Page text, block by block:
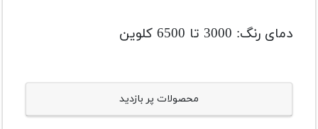
دمای رنگ: 3000 تا 6500 کلوین
محصولات پر بازدید